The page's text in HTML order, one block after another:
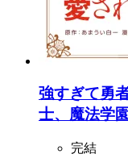
強すぎて勇
士、魔法学
完結